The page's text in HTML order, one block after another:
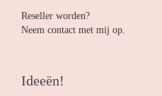
Reseller worden?
Neem contact met mij op.
Ideeën!